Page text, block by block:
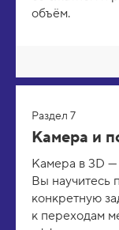
объём.
Раздел 7
Камера и
Камера в 3D
Вы научитесь
конкретную
к переходам